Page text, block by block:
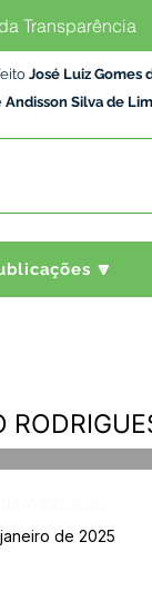
Transparência
José Luiz Gomes
Andisson Silva de
🔽
de 2025